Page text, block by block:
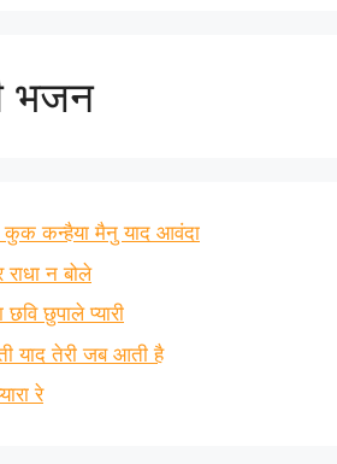
भजन
कुक कन्हैया मैनु याद आवंदा
न बोले
छुपाले प्यारी
याद तेरी जब आती है
रे